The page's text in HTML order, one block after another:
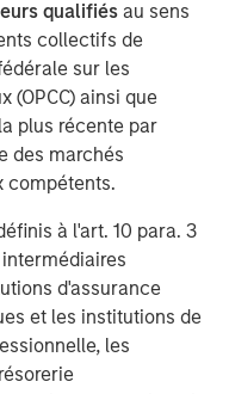
qualifiésau sens
collectifs de
sur les
ainsi que
plus récente par
des marchés
compétents.
à l'art. 10 para. 3
d'assurance
et les institutions de
les
for Halloween, a
and goblins.
things fear,
one of them.
simply be
and assigning a
the pulled-forward
(S&P500) around